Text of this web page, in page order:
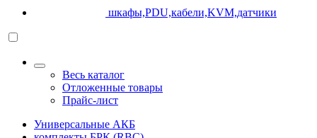
шкафы,PDU,кабели,KVM,датчики
Весь каталог
Отложенные товары
Прайс-лист
Универсальные АКБ